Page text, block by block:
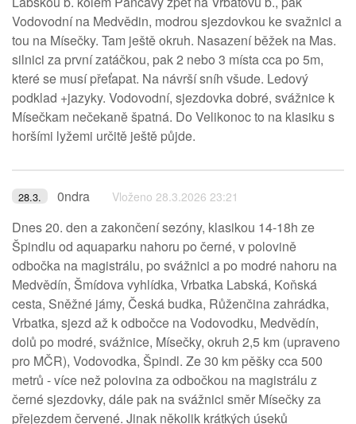
Vodovodní na Medvědin, modrou sjezdovkou ke svažnici a
tou na Mísečky. Tam ještě okruh. Nasazení běžek na Mas.
silnici za první zatáčkou, pak 2 nebo 3 místa cca po 5m,
které se musí přeťapat. Na návrší sníh všude. Ledový
podklad +jazyky. Vodovodní, sjezdovka dobré, svážnice k
Mísečkam nečekaně špatná. Do Velikonoc to na klasiku s
horšími lyžemi určitě ještě půjde.
28.3. 0ndra Vloženo 28.3.2026 23:21
Dnes 20. den a zakončení sezóny, klasikou 14-18h ze
Špindlu od aquaparku nahoru po černé, v polovině
odbočka na magistrálu, po svážnici a po modré nahoru na
Medvědín, Šmídova vyhlídka, Vrbatka Labská, Koňská
cesta, Sněžné jámy, Česká budka, Růženčina zahrádka,
Vrbatka, sjezd až k odbočce na Vodovodku, Medvědín,
dolů po modré, svážnice, Mísečky, okruh 2,5 km (upraveno
pro MČR), Vodovodka, Špindl. Ze 30 km pěšky cca 500
metrů - více než polovina za odbočkou na magistrálu z
černé sjezdovky, dále pak na svážnici směr Mísečky za
přejezdem červené. Jinak několik krátkých úseků